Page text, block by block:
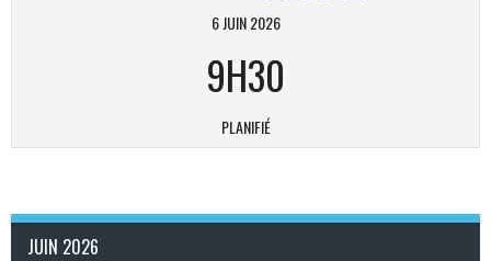
6 JUIN 2026
9H30
PLANIFIÉ
JUIN 2026